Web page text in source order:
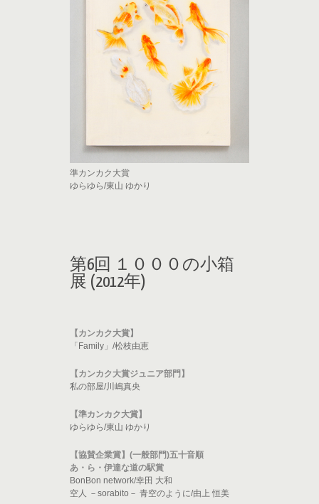
準カンカク大賞
ゆらゆら/東山 ゆかり
第6回 １０００の小箱
展 (2012年)
【カンカク大賞】
「Family」/松枝由恵
【カンカク大賞ジュニア部門】
私の部屋/川嶋真央
【準カンカク大賞】
ゆらゆら/東山 ゆかり
【協賛企業賞】(一般部門)五十音順
あ・ら・伊達な道の駅賞
BonBon network/幸田 大和
空人 －sorabito－ 青空のように/由上 恒美